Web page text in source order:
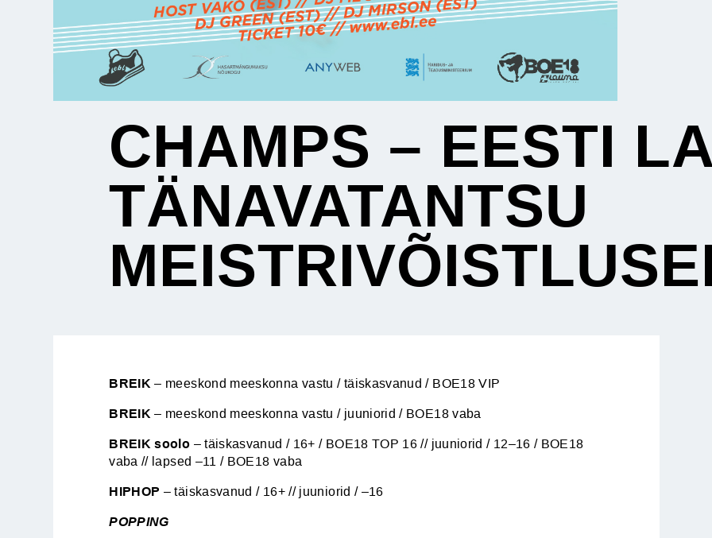
CHAMPS – EESTI
TÄNAVATANTSU
BREIK – meeskond meeskonna vastu / täiskasvanud / BOE18 VIP
BREIK – meeskond meeskonna vastu / juuniorid / BOE18 vaba
BREIK soolo – täiskasvanud / 16+ / BOE18 TOP 16 // juuniorid / 12–16 / BOE18
vaba // lapsed –11 / BOE18 vaba
HIPHOP – täiskasvanud / 16+ // juuniorid / –16
POPPING